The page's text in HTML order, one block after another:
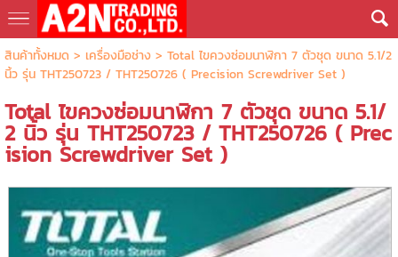
สินค้าทั้งหมด > เครื่องมือช่าง> Total ไขควงซ่อมนาฬิกา 7 ตัวชุด ขนาด 5.1/2
นิ้ว รุ่น THT250723 / THT250726 ( Precision Screwdriver Set )
Total ไขควงซ่อมนาฬิกา 7 ตัวชุด ขนาด 5.1/
2 นิ้ว รุ่น THT250723 / THT250726 ( Prec
ision Screwdriver Set )